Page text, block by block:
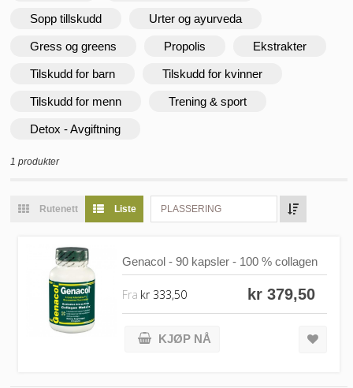
Sopp tillskudd Urter og ayurveda
Gress og greens Propolis Ekstrakter
Tilskudd for barn Tilskudd for kvinner
Tilskudd for menn Trening & sport
Detox - Avgiftning
1 produkter
Rutenett Liste PLASSERING
Genacol - 90 kapsler - 100 % collagen
kr 379,50
Fra kr 333,50
KJØP NÅ